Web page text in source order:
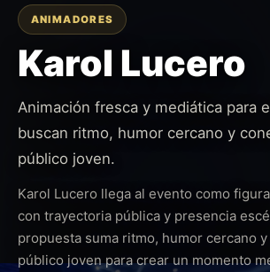
ANIMADORES
Karol Lucero
Animación fresca y mediática para
buscan ritmo, humor cercano y
público joven.
Karol Lucero llega al evento como
con trayectoria pública y presencia
propuesta suma ritmo, humor cercano
público joven para crear un momento